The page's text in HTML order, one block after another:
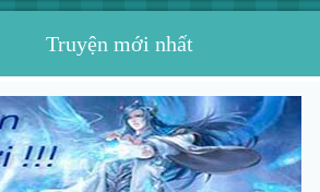
Truyện mới nhất